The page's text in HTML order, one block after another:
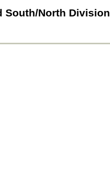
South/North Division